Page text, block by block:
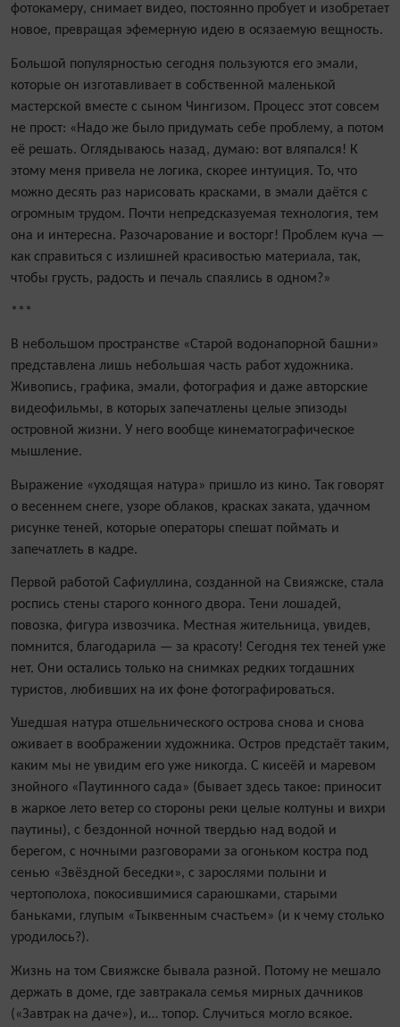
фотокамеру, снимает видео, постоянно пробует и изобретает
новое, превращая эфемерную идею в осязаемую вещность.
Большой популярностью сегодня пользуются его эмали,
которые он изготавливает в собственной маленькой
мастерской вместе с сыном Чингизом. Процесс этот совсем
не прост: «Надо же было придумать себе проблему, а потом
её решать. Оглядываюсь назад, думаю: вот вляпался! К
этому меня привела не логика, скорее интуиция. То, что
можно десять раз нарисовать красками, в эмали даётся с
огромным трудом. Почти непредсказуемая технология, тем
она и интересна. Разочарование и восторг! Проблем куча —
как справиться с излишней красивостью материала, так,
чтобы грусть, радость и печаль спаялись в одном?»
***
В небольшом пространстве «Старой водонапорной башни»
представлена лишь небольшая часть работ художника.
Живопись, графика, эмали, фотография и даже авторские
видеофильмы, в которых запечатлены целые эпизоды
островной жизни. У него вообще кинематографическое
мышление.
Выражение «уходящая натура» пришло из кино. Так говорят
о весеннем снеге, узоре облаков, красках заката, удачном
рисунке теней, которые операторы спешат поймать и
запечатлеть в кадре.
Первой работой Сафиуллина, созданной на Свияжске, стала
роспись стены старого конного двора. Тени лошадей,
повозка, фигура извозчика. Местная жительница, увидев,
помнится, благодарила — за красоту! Сегодня тех теней уже
нет. Они остались только на снимках редких то­гдашних
туристов, любивших на их фоне фотографироваться.
Ушедшая натура отшельнического острова снова и снова
оживает в воображении художника. Остров предстаёт таким,
каким мы не увидим его уже нико­гда. С кисеёй и маревом
знойного «Паутинного сада» (бывает здесь такое: приносит
в жаркое лето ветер со стороны реки целые колтуны и вихри
паутины), с бездонной ночной твердью над водой и
берегом, с ночными разговорами за огоньком костра под
сенью «Звёздной беседки», с зарослями полыни и
чертополоха, покосившимися сараюшками, старыми
баньками, глупым «Тыквенным счастьем» (и к чему столько
уродилось?).
Жизнь на том Свияжске бывала разной. Потому не мешало
держать в доме, где завтракала семья мирных дачников
(«Завтрак на даче»), и… топор. Случиться могло всякое.